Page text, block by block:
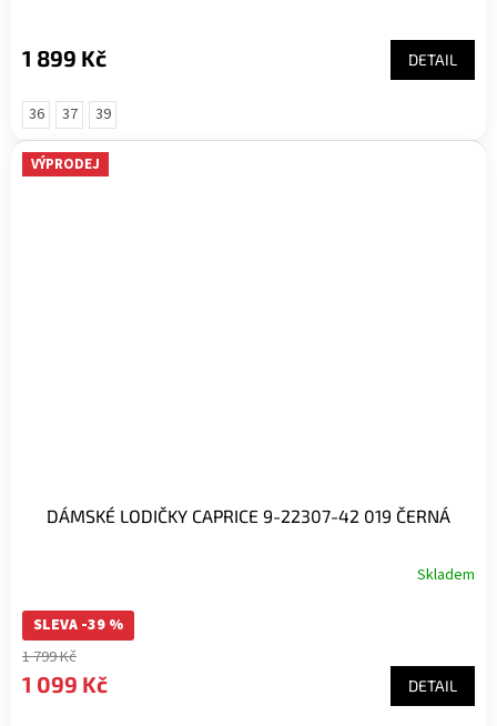
1 899 Kč DETAIL
36 37 39
VÝPRODEJ
DÁMSKÉ LODIČKY CAPRICE 9-22307-42 019 ČERNÁ
Skladem
SLEVA -39 %
1 799 Kč
1 099 Kč DETAIL